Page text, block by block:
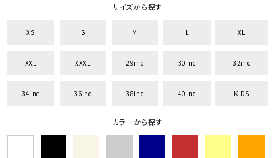
サイズから探す
XS S M L XL
XXL XXXL 29inc 30inc 32inc
34inc 36inc 38inc 40inc KIDS
カラーから探す